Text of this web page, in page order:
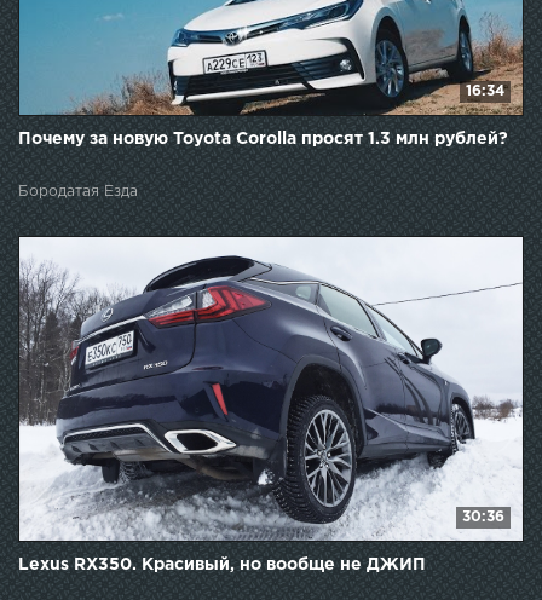
16:34
Почему за новую Toyota Corolla просят 1.3 млн рублей?
Бородатая Езда
30:36
Lexus RX350. Красивый, но вообще не ДЖИП